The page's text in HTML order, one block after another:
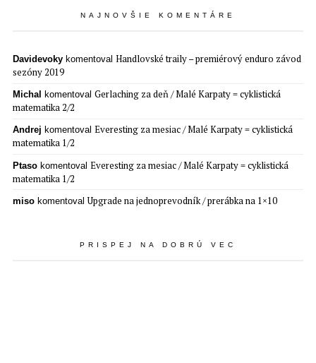
NAJNOVŠIE KOMENTÁRE
Davidevokykomentoval Handlovské traily – premiérový enduro závod
sezóny 2019
Michal komentoval Gerlaching za deň / Malé Karpaty = cyklistická
matematika 2/2
Andrej komentoval Everesting za mesiac / Malé Karpaty = cyklistická
matematika 1/2
Ptasokomentoval Everesting za mesiac / Malé Karpaty = cyklistická
matematika 1/2
misokomentovalUpgrade na jednoprevodník / prerábka na 1×10
PRISPEJ NA DOBRÚ VEC